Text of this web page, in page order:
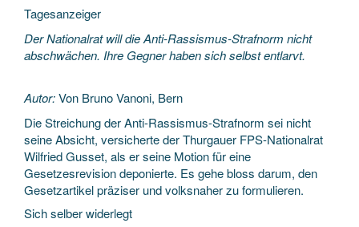
Tagesanzeiger
Der Nationalrat will die Anti-Rassismus-Strafnorm nicht
abschwächen. Ihre Gegner haben sich selbst entlarvt.
Autor:Von Bruno Vanoni, Bern
Die Streichung der Anti-Rassismus-Strafnorm sei nicht
seine Absicht, versicherte der Thurgauer FPS-Nationalrat
Wilfried Gusset, als er seine Motion für eine
Gesetzesrevision deponierte. Es gehe bloss darum, den
Gesetzartikel präziser und volksnaher zu formulieren.
Sich selber widerlegt